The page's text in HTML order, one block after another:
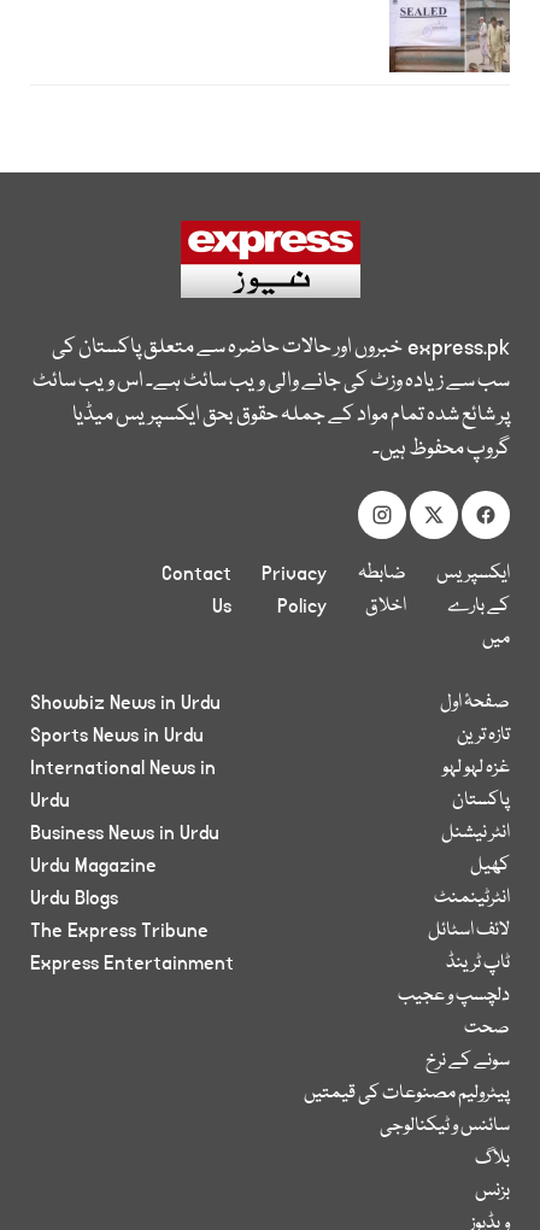
express.pkخبروں اور حالات حاضرہ سے متعلق پاکستان کی
سب سے زیادہ وزٹ کی جانے والی ویب سائٹ ہے۔ اس ویب سائٹ
پر شائع شدہ تمام مواد کے جملہ حقوق بحق ایکسپریس میڈیا
گروپ محفوظ ہیں۔
ایکسپریس
کے بارے
میں
ضابطہ
اخلاق
Privacy
Policy
Contact
Us
صفحۂ اول
تازہ ترین
غزہ لہو لہو
پاکستان
انٹر نیشنل
کھیل
انٹرٹینمنٹ
لائف اسٹائل
ٹاپ ٹرینڈ
دلچسپ و عجیب
صحت
سونے کے نرخ
پیٹرولیم مصنوعات کی قیمتیں
سائنس و ٹیکنالوجی
بلاگ
بزنس
ویڈیوز
Showbiz News in Urdu
Sports News in Urdu
International News in
Urdu
Business News in Urdu
Urdu Magazine
Urdu Blogs
The Express Tribune
Express Entertainment